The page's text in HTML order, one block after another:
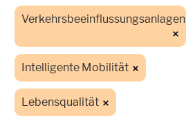
Verkehrsbeeinflussungsanlagen
Intelligente Mobilität
Lebensqualität